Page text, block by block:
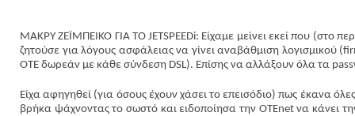
ΜΑΚΡΥ ΖΕΪΜΠΕΙΚΟ ΓΙΑ ΤΟ JETSPEEDi: Είχαμε μείνει εκεί που (στο
ζητούσε για λόγους ασφάλειας να γίνει αναβάθμιση λογισμικού
ΟΤΕ δωρεάν με κάθε σύνδεση DSL). Επίσης να αλλάξουν όλα τα
Είχα αφηγηθεί (για όσους έχουν χάσει το επεισόδιο) πως έκανα
βρήκα ψάχνοντας το σωστό και ειδοποίησα την ΟΤΕnet να κάνει